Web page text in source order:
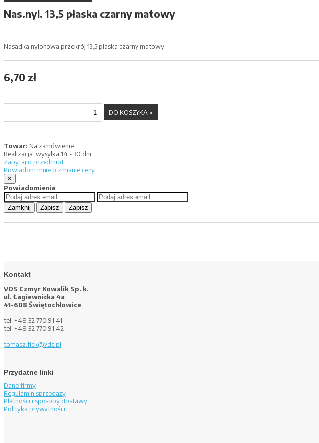
Nas.nyl. 13,5 płaska czarny matowy
Nasadka nylonowa przekrój 13,5 płaska czarny matowy
6,70 zł
Towar: Na zamówienie
Realizacja: wysyłka 14 - 30 dni
Zapytaj o przedmiot
Powiadom mnie o zmianie ceny
×
Powiadomienia
Zamknij Zapisz Zapisz
Kontakt
VDS Czmyr Kowalik Sp. k.
ul. Łagiewnicka 4a
41-608 Świętochłowice
tel. +48 32 770 91 41
tel. +48 32 770 91 42
tomasz.fick@vds.pl
Przydatne linki
Dane firmy
Regulamin sprzedaży
Płatności i sposoby dostawy
Polityka prywatności